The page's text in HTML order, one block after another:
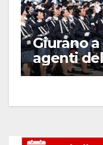
Giurano
agenti